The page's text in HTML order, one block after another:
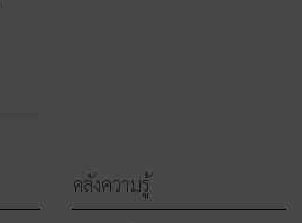
คลังความรู้